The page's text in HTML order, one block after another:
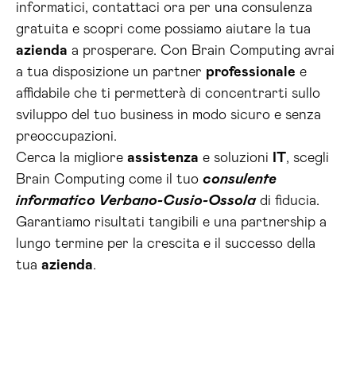
informatici, contattaci ora per una consulenza
gratuita e scopri come possiamo aiutare la tua
azienda a prosperare. Con Brain Computing avrai
a tua disposizione un partner professionale e
affidabile che ti permetterà di concentrarti sullo
sviluppo del tuo business in modo sicuro e senza
preoccupazioni.
Cerca la migliore assistenza e soluzioni IT, scegli
Brain Computing come il tuo consulente
informatico Verbano-Cusio-Ossoladi fiducia.
Garantiamo risultati tangibili e una partnership a
lungo termine per la crescita e il successo della
tua azienda.